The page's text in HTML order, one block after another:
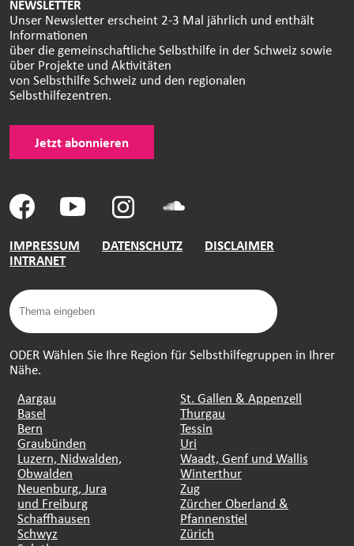
NEWSLETTER
Unser Newsletter erscheint 2-3 Mal jährlich und enthält
Informationen
über die gemeinschaftliche Selbsthilfe in der Schweiz sowie
über Projekte und Aktivitäten
von Selbsthilfe Schweiz und den regionalen
Selbsthilfezentren.
Jetzt abonnieren
IMPRESSUM DATENSCHUTZ
DISCLAIMER
INTRANET
ODER Wählen Sie Ihre Region für Selbsthilfegruppen in Ihrer
Nähe.
Aargau
Basel
Bern
Graubünden
Luzern, Nidwalden,
Obwalden
Neuenburg, Jura
und Freiburg
Schaffhausen
Schwyz
St. Gallen & Appenzell
Thurgau
Tessin
Uri
Waadt, Genf und Wallis
Winterthur
Zug
Zürcher Oberland &
Pfannenstiel
Zürich